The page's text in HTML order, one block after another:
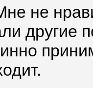
другие